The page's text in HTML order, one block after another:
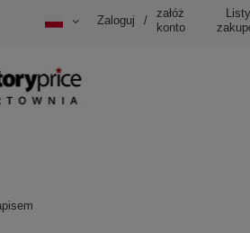
Zaloguj /
załóż
konto
Listy